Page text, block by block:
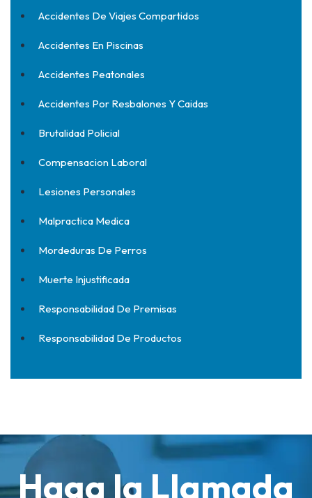
Accidentes De Viajes Compartidos
Accidentes En Piscinas
Accidentes Peatonales
Accidentes Por Resbalones Y Caidas
Brutalidad Policial
Compensacion Laboral
Lesiones Personales
Malpractica Medica
Mordeduras De Perros
Muerte Injustificada
Responsabilidad De Premisas
Responsabilidad De Productos
Haga la Llamada